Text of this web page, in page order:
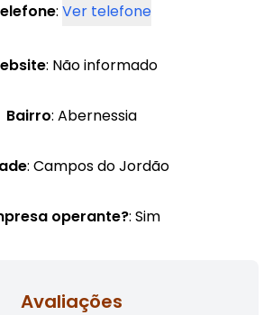
: Ver telefone
: Não informado
Bairro: Abernessia
: Campos do Jordão
operante?: Sim
Avaliações